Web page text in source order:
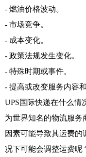
- 燃油价格波动。
- 市场竞争。
- 成本变化。
- 政策法规发生变化。
- 特殊时期或事件。
- 提高或改变服务内容和
UPS国际快递在什么情
为世界知名的物流服务
因素可能导致其运费的
况下可能会调整运费呢